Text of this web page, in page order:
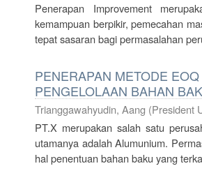
Penerapan Improvement
kemampuan berpikir, pemecahan
tepat sasaran bagi permasalahan
PENERAPAN METODE
PENGELOLAAN BAHAN
Trianggawahyudin, Aang (President
PT.X merupakan salah satu
utamanya adalah Alumunium.
hal penentuan bahan baku yang